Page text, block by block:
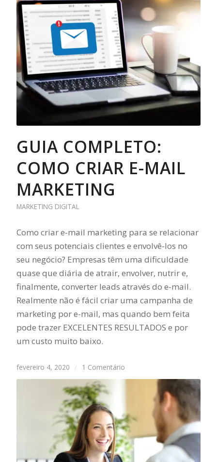
GUIA COMPLETO:
COMO CRIAR E-MAIL
MARKETING
MARKETING DIGITAL
Como criar e-mail marketing para se relacionar
com seus potenciais clientes e envolvê-los no
seu negócio? Empresas têm uma dificuldade
quase que diária de atrair, envolver, nutrir e,
finalmente, converter leads através do e-mail.
Realmente não é fácil criar uma campanha de
marketing por e-mail, mas quando bem feita
pode trazer EXCELENTES RESULTADOS e por
um custo muito baixo.
fevereiro 4, 2020 / 1 Comentário